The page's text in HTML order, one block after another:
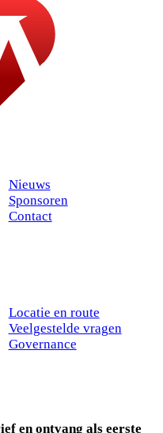
Nieuws
Sponsoren
Contact
Locatie en route
Veelgestelde vragen
Governance
en ontvang als eerste